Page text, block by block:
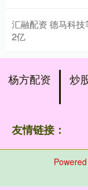
汇融配资 德马科
2亿
杨方配资
炒
友情链接：